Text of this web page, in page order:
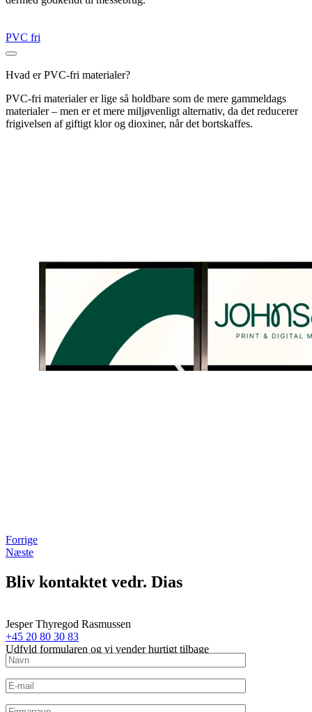
PVC fri
Hvad er PVC-fri materialer?
PVC-fri materialer er lige så holdbare som de mere gammeldags
materialer – men er et mere miljøvenligt alternativ, da det reducerer
frigivelsen af giftigt klor og dioxiner, når det bortskaffes.
Forrige
Næste
Bliv kontaktet vedr. Dias
Jesper Thyregod Rasmussen
+45 20 80 30 83
Udfyld formularen og vi vender hurtigt tilbage